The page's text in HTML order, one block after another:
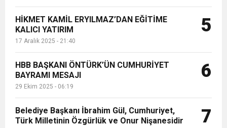
GÖNÜLLERE DOKUNAN ZİYARET
HİKMET KAMİL ERYILMAZ’DAN EĞİTİME
KALICI YATIRIM
17 Aralık 2025 - 21:40
5
HBB BAŞKANI ÖNTÜRK’ÜN CUMHURİYET
BAYRAMI MESAJI
29 Ekim 2025 - 06:19
6
Belediye Başkanı İbrahim Gül, Cumhuriyet,
Türk Milletinin Özgürlük ve Onur Nişanesidir
7